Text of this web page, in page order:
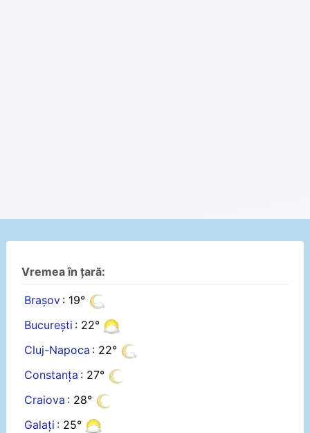
Vremea în țară:
Brașov : 19°
București : 22°
Cluj-Napoca : 22°
Constanța : 27°
Craiova : 28°
Galați : 25°